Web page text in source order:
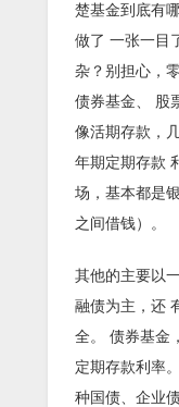
楚基金到底有
做了 一张一目
杂？别担心，
债券基金、 股
像活期存款，
年期定期存款
场，基本都是
之间借钱）。
其他的主要以
融债为主，还
全。 债券基金
定期存款利率
种国债、企业